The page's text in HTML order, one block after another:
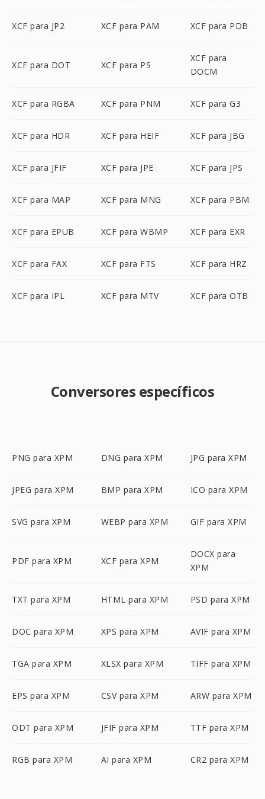
XCF para JP2 XCF para PAM XCF para PDB
XCF para DOT XCF para PS
XCF para
DOCM
XCF para RGBA XCF para PNM XCF para G3
XCF para HDR XCF para HEIF XCF para JBG
XCF para JFIF XCF para JPE XCF para JPS
XCF para MAP XCF para MNG XCF para PBM
XCF para EPUB XCF para WBMP XCF para EXR
XCF para FAX XCF para FTS XCF para HRZ
XCF para IPL XCF para MTV XCF para OTB
Conversores específicos
PNG para XPM DNG para XPM JPG para XPM
JPEG para XPM BMP para XPM ICO para XPM
SVG para XPM WEBP para XPM GIF para XPM
PDF para XPM XCF para XPM
DOCX para
XPM
TXT para XPM HTML para XPM PSD para XPM
DOC para XPM XPS para XPM AVIF para XPM
TGA para XPM XLSX para XPM TIFF para XPM
EPS para XPM CSV para XPM ARW para XPM
ODT para XPM JFIF para XPM TTF para XPM
RGB para XPM AI para XPM CR2 para XPM